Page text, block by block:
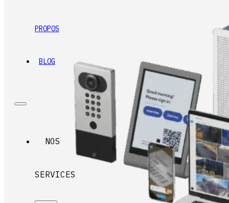
PROPOS
BLOG
NOS
SERVICES